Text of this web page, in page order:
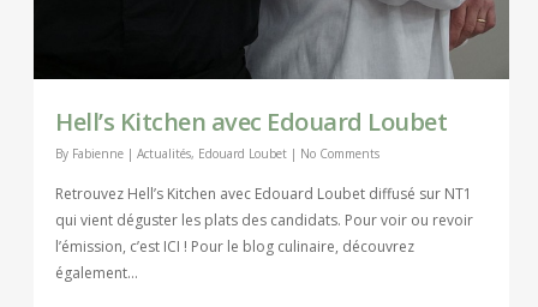
Hell’s Kitchen avec Edouard Loubet
By Fabienne | Actualités, Edouard Loubet | No Comments
Retrouvez Hell’s Kitchen avec Edouard Loubet diffusé sur NT1
qui vient déguster les plats des candidats. Pour voir ou revoir
l’émission, c’est ICI ! Pour le blog culinaire, découvrez
également…